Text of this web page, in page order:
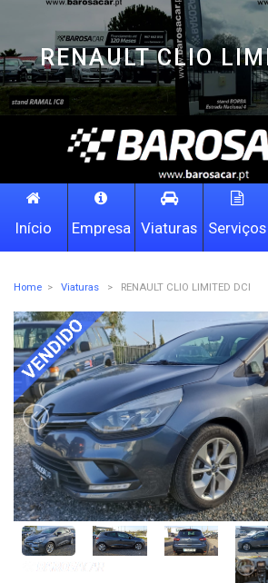
RENAULT CLIO
Início Empresa Viaturas Serviços
Home > Viaturas > RENAULT CLIO LIMITED DCI